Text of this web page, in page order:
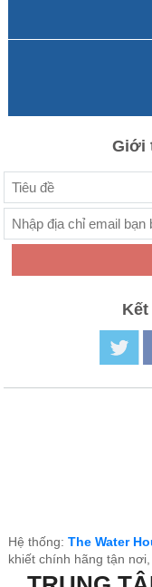
Giới
Hệ thống: The Water
khiết chính hãng tận nơi,